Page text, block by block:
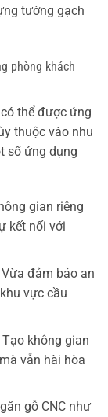
tường gạch
phòng khách
có thể được ứng
thuộc vào nhu
số ứng dụng
gian riêng
kết nối với
đảm bảo an
vực cầu
không gian
vẫn hài hòa
gỗ CNC như